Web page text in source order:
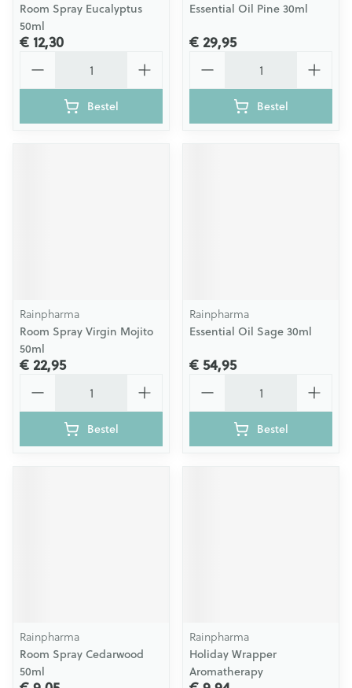
Room Spray Eucalyptus
50ml
€ 12,30
Bestel
Essential Oil Pine 30ml
€ 29,95
Bestel
Rainpharma
Room Spray Virgin Mojito
50ml
€ 22,95
Bestel
Rainpharma
Essential Oil Sage 30ml
€ 54,95
Bestel
Rainpharma
Room Spray Cedarwood
50ml
Rainpharma
Holiday Wrapper
Aromatherapy